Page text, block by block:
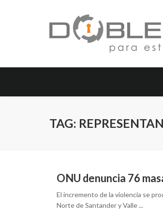
TAG:
ONU denuncia 76
El incremento de la violencia se
Norte de Santander y Valle ...